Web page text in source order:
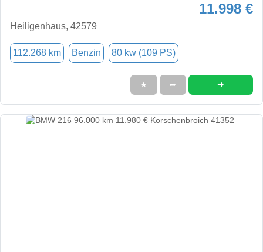
11.998 €
Heiligenhaus, 42579
112.268 km Benzin 80 kw (109 PS)
★ ➦ ➜